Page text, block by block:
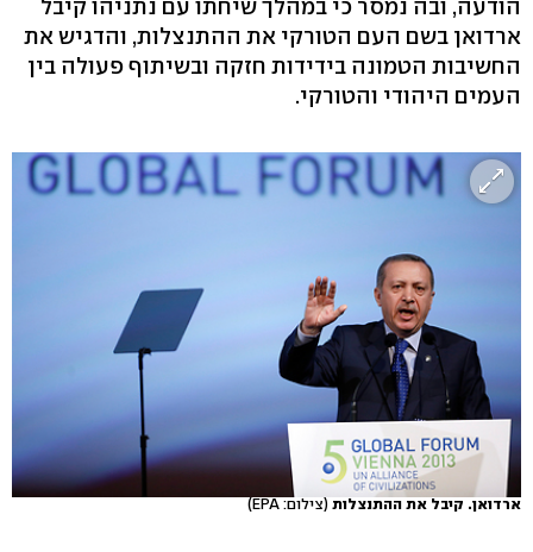
הודעה, ובה נמסר כי במהלך שיחתו עם נתניהו קיבל
ארדואן בשם העם הטורקי את ההתנצלות, והדגיש את
החשיבות הטמונה בידידות חזקה ובשיתוף פעולה בין
העמים היהודי והטורקי.
ארדואן. קיבל את ההתנצלות(צילום: EPA)